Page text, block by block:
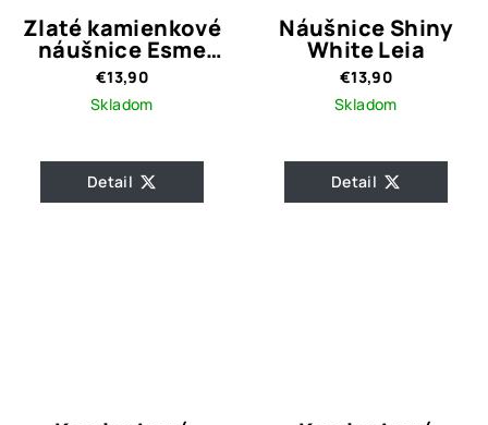
Zlaté kamienkové
náušnice Esme
Gold
€13,90
Skladom
Detail
Náušnice Shiny
White Leia
€13,90
Skladom
Detail